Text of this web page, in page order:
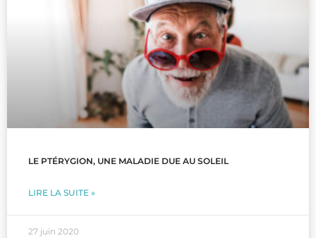
LE PTÉRYGION, UNE MALADIE DUE AU SOLEIL
LIRE LA SUITE »
27 juin 2020